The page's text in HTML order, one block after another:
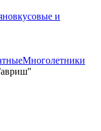
и
Многолетники